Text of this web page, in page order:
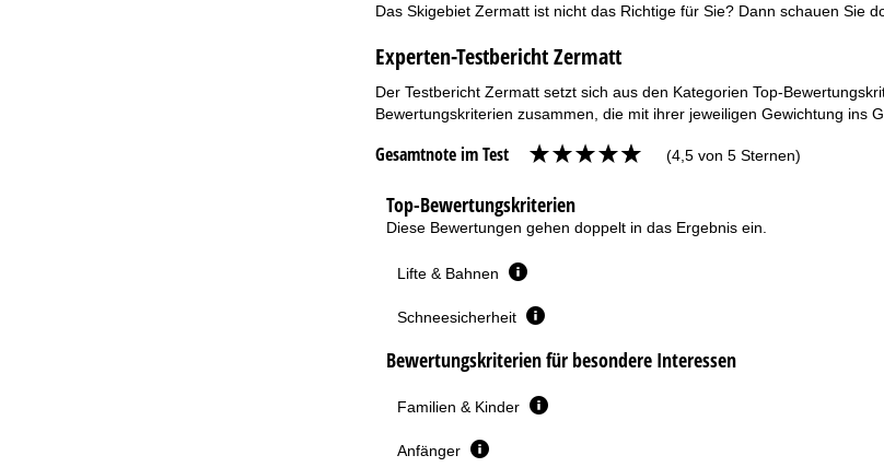
Das Skigebiet Zermatt ist nicht das Richtige für Sie? Dann schauen Sie
Experten-Testbericht Zermatt
Der Testbericht Zermatt setzt sich aus den Kategorien Top-
Bewertungskriterien zusammen, die mit ihrer jeweiligen Gewichtung ins
Gesamtnote im Test (4,5 von 5 Sternen)
Top-Bewertungskriterien
Diese Bewertungen gehen doppelt in das Ergebnis ein.
Lifte & Bahnen
Schneesicherheit
Bewertungskriterien für besondere Interessen
Familien & Kinder
Anfänger